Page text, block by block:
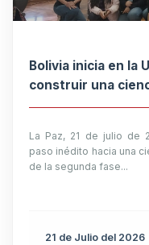
Bolivia inicia en la
construir una
La Paz, 21 de julio de
paso inédito hacia una
de la segunda fase...
21 de Julio del 2026